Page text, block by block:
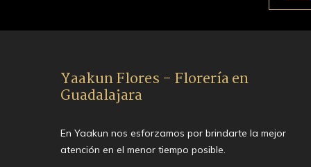
Yaakun Flores - Florería en
Guadalajara
En Yaakun nos esforzamos por brindarte la mejor
atención en el menor tiempo posible.